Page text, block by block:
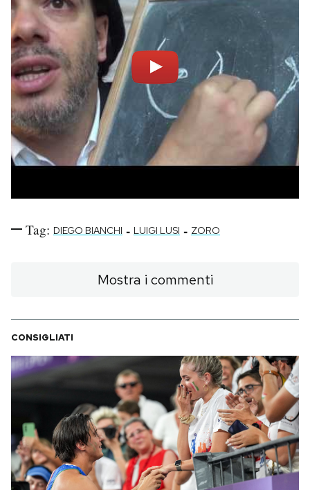
Tag: DIEGO BIANCHI - LUIGI LUSI - ZORO
Mostra i commenti
CONSIGLIATI